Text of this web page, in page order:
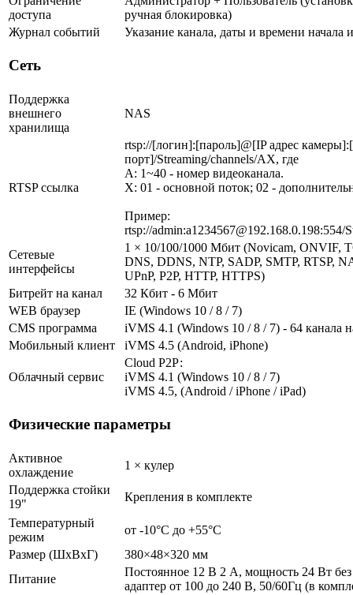
доступа
ручная блокировка)
Журнал событий
Указание канала, даты и времени начала
Сеть
Поддержка
внешнего
хранилища
NAS
RTSP ссылка
rtsp://[логин]:[пароль]@[IP адрес
порт]/Streaming/channels/AX, где
A: 1~40 - номер видеоканала.
X: 01 - основной поток; 02 -
Пример:
rtsp://admin:a1234567@192.168.0.198:554/
Сетевые
интерфейсы
1 × 10/100/1000 Мбит (Novicam, ONVIF,
DNS, DDNS, NTP, SADP, SMTP, RTSP,
UPnP, P2P, HTTP, HTTPS)
Битрейт на канал
32 Кбит - 6 Мбит
WEB браузер
IE (Windows 10 / 8 / 7)
CMS программа
iVMS 4.1 (Windows 10 / 8 / 7) - 64 канала
Мобильный клиент
iVMS 4.5 (Android, iPhone)
Облачный сервис
Cloud Р2Р:
iVMS 4.1 (Windows 10 / 8 / 7)
iVMS 4.5, (Android / iPhone / iPad)
Физические параметры
Активное
охлаждение
1 × кулер
Поддержка стойки
19"
Крепления в комплекте
Температурный
режим
от -10°C до +55°C
Размер (ШxВxГ)
380×48×320 мм
Питание
Постоянное 12 В 2 А, мощность 24 Вт
адаптер от 100 до 240 В, 50/60Гц (в